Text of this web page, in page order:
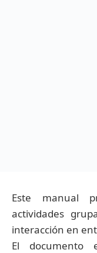
Este manual
actividades
interacción en
El documento